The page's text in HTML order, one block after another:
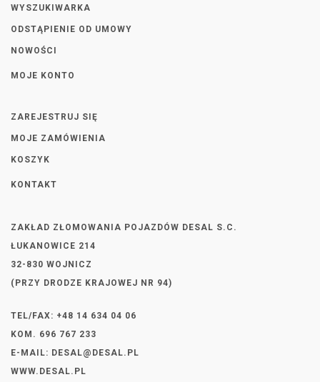
WYSZUKIWARKA
ODSTĄPIENIE OD UMOWY
NOWOŚCI
MOJE KONTO
ZAREJESTRUJ SIĘ
MOJE ZAMÓWIENIA
KOSZYK
KONTAKT
ZAKŁAD ZŁOMOWANIA POJAZDÓW DESAL S.C.
ŁUKANOWICE 214
32-830 WOJNICZ
(PRZY DRODZE KRAJOWEJ NR 94)
TEL/FAX: +48 14 634 04 06
KOM. 696 767 233
E-MAIL: DESAL@DESAL.PL
WWW.DESAL.PL